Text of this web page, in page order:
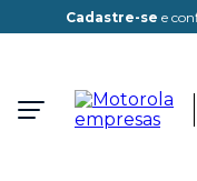
Cadastre-se e